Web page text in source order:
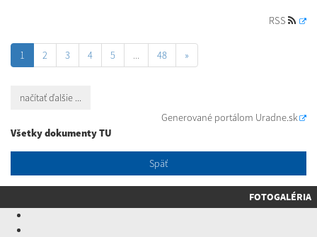
RSS
1 2 3 4 5 ... 48 »
načítať ďalšie ...
Generované portálom Uradne.sk
Všetky dokumenty TU
Späť
FOTOGALÉRIA